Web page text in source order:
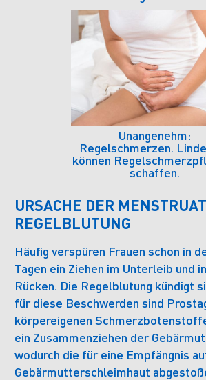
Unangenehm:
Regelschmerzen.
können
schaffen.
URSACHE DER
REGELBLUTUNG
Häufig verspüren Frauen schon in
Tagen ein Ziehen im Unterleib und
Rücken. Die Regelblutung kündigt
für diese Beschwerden sind
körpereigenen
ein Zusammenziehen der
wodurch die für eine Empfängnis
Gebärmutterschleimhaut